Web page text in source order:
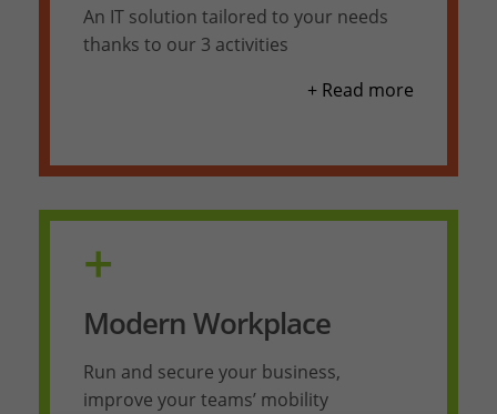
An IT solution tailored to your needs
thanks to our 3 activities
+ Read more
+
Modern Workplace
Run and secure your business,
improve your teams’ mobility